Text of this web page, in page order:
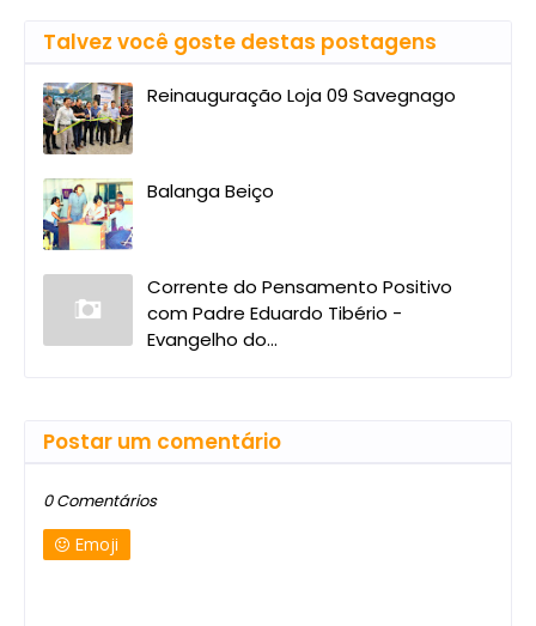
Talvez você goste destas postagens
Reinauguração Loja 09 Savegnago
Balanga Beiço
Corrente do Pensamento Positivo
com Padre Eduardo Tibério -
Evangelho do...
Postar um comentário
0 Comentários
Emoji